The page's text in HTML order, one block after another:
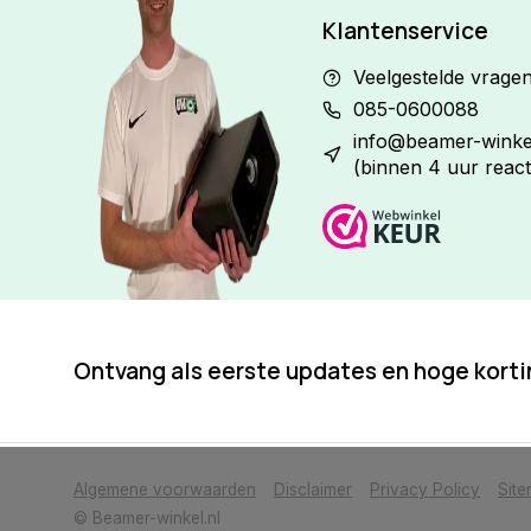
Klantenservice
Veelgestelde
085-0600088
info@beamer-
(binnen 4 uur
Ontvang als eerste updates en hoge
Algemene voorwaarden Disclaimer Privacy Policy
© Beamer-winkel.nl
            Wij slaan cookies op om onze website te verbeteren. Is dat akkoord?